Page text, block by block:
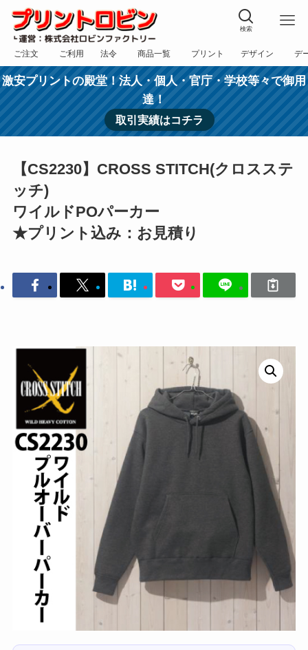
検索
ご注文
フォーム
ご利用
規約
法令
表記
商品一覧
カテゴリー
プリント
方法
デザイン
依頼
デ
入
激安プリントの殿堂！法人・個人・官庁・学校等々で御用
達！
取引実績はコチラ
【CS2230】CROSS STITCH(クロスステ
ッチ)
ワイルドPOパーカー
★プリント込み：お見積り